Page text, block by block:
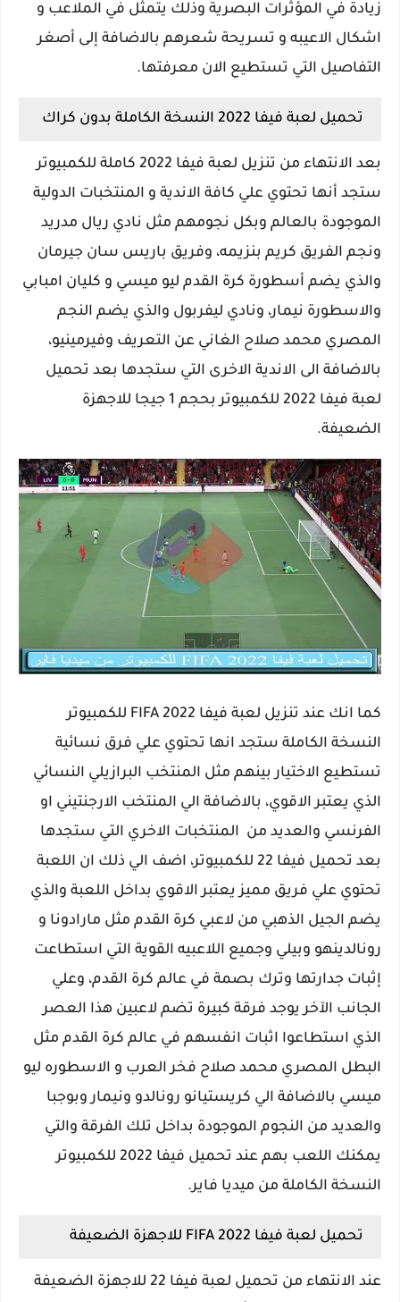
زيادة في المؤثرات البصرية وذلك يتمثل في الملاعب و
اشكال الاعيبه و تسريحة شعرهم بالاضافة إلى أصغر
التفاصيل التي تستطيع الان معرفتها.
تحميل لعبة فيفا 2022 النسخة الكاملة بدون كراك
بعد الانتهاء من تنزيل لعبة فيفا 2022 كاملة للكمبيوتر
ستجد أنها تحتوي علي كافة الاندية و المنتخبات الدولية
الموجودة بالعالم وبكل نجومهم مثل نادي ريال مدريد
ونجم الفريق كريم بنزيمه، وفريق باريس سان جيرمان
والذي يضم أسطورة كرة القدم ليو ميسي و كليان امبابي
والاسطورة نيمار، ونادي ليفربول والذي يضم النجم
المصري محمد صلاح الغاني عن التعريف وفيرمينيو،
بالاضافة الى الاندية الاخرى التي ستجدها بعد تحميل
لعبة فيفا 2022 للكمبيوتر بحجم 1 جيجا للاجهزة
الضعيفة.
كما انك عند تنزيل لعبة فيفا 2022 FIFA للكمبيوتر
النسخة الكاملة ستجد انها تحتوي علي فرق نسائية
تستطيع الاختيار بينهم مثل المنتخب البرازيلي النسائي
الذي يعتبر الاقوي، بالاضافة الي المنتخب الارجنتيني او
الفرنسي والعديد من المنتخبات الاخري التي ستجدها
بعد تحميل فيفا 22 للكمبيوتر، اضف الي ذلك ان اللعبة
تحتوي علي فريق مميز يعتبر الاقوي بداخل اللعبة والذي
يضم الجيل الذهبي من لاعبي كرة القدم مثل مارادونا و
رونالدينهو وبيلي وجميع اللاعبيه القوية التي استطاعت
إثبات جدارتها وترك بصمة في عالم كرة القدم، وعلي
الجانب الآخر يوجد فرقة كبيرة تضم لاعبين هذا العصر
الذي استطاعوا اثبات انفسهم في عالم كرة القدم مثل
البطل المصري محمد صلاح فخر العرب و الاسطوره ليو
ميسي بالاضافة الي كريستيانو رونالدو ونيمار وبوجبا
والعديد من النجوم الموجودة بداخل تلك الفرقة والتي
يمكنك اللعب بهم عند تحميل فيفا 2022 للكمبيوتر
النسخة الكاملة من ميديا فاير.
تحميل لعبة فيفا 2022 FIFA للاجهزة الضعيفة
عند الانتهاء من تحميل لعبة فيفا 22 للاجهزة الضعيفة